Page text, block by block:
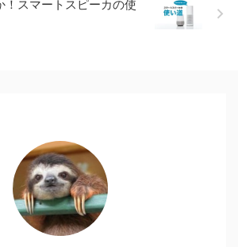
！スマートスピーカの使